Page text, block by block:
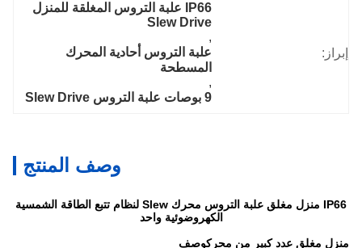
إبراز:
IP66 علبة التروس المغلقة للمنزل
Slew Drive
,
علبة التروس أحادية المحرك
المسطحة
,
9 بوصات علبة التروس Slew Drive
وصف المنتج
IP66 منزل مغلق علبة التروس محرك Slew لنظام تتبع الطاقة الشمسية
الكهروضوئية واحد
منزل مغلق عدد كبير من محركوصف